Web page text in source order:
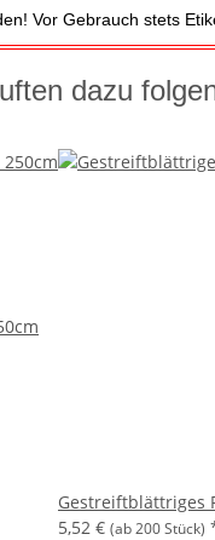
Vor Gebrauch stets
dazu
Gestreiftblättriges
5,52 € (ab 200 Stück)